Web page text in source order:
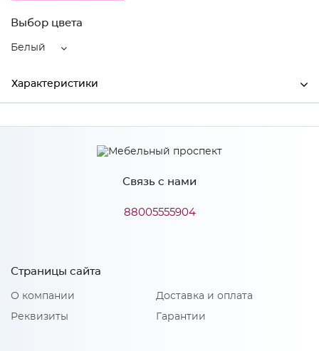
Выбор цвета
Белый
Характеристики
Ширина 845
448
600
LEX
Особенности
Связь с нами
88005555904
Страницы сайта
О компании
Реквизиты
Доставка и оплата
Гарантии